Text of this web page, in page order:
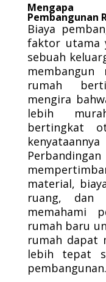
Mengapa
Pembangunan
Biaya
faktor utama
sebuah
rumah
mengira
lebih
bertingkat
material,
ruang, dan
memahami
rumah baru
rumah dapat
lebih tepat
pembangunan.